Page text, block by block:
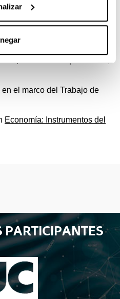
análisis económico
el marco del Trabajo de
Economía: Instrumentos del
PARTICIPANTES